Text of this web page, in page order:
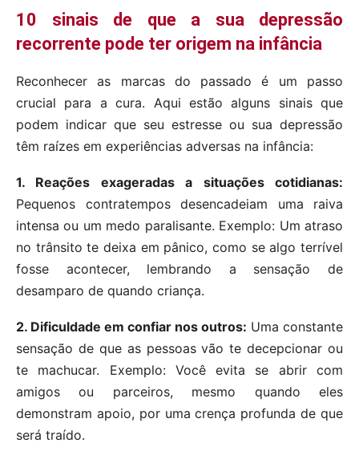
10 sinais de que a sua depressão
recorrente pode ter origem na infância
Reconhecer as marcas do passado é um passo
crucial para a cura. Aqui estão alguns sinais que
podem indicar que seu estresse ou sua depressão
têm raízes em experiências adversas na infância:
1. Reações exageradas a situações cotidianas:
Pequenos contratempos desencadeiam uma raiva
intensa ou um medo paralisante. Exemplo: Um atraso
no trânsito te deixa em pânico, como se algo terrível
fosse acontecer, lembrando a sensação de
desamparo de quando criança.
2. Dificuldade em confiar nos outros: Uma constante
sensação de que as pessoas vão te decepcionar ou
te machucar. Exemplo: Você evita se abrir com
amigos ou parceiros, mesmo quando eles
demonstram apoio, por uma crença profunda de que
será traído.